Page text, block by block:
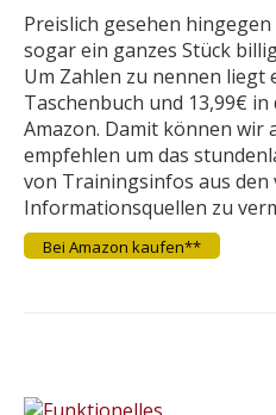
Preislich gesehen
sogar ein ganzes Stück
Um Zahlen zu nennen liegt
Taschenbuch und 13,99€
Amazon. Damit können wir
empfehlen um das
von Trainingsinfos aus den
Informationsquellen zu
Bei Amazon kaufen**